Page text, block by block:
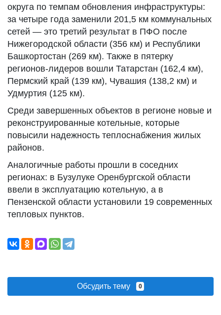
округа по темпам обновления инфраструктуры:
за четыре года заменили 201,5 км коммунальных
сетей — это третий результат в ПФО после
Нижегородской области (356 км) и Республики
Башкортостан (269 км). Также в пятерку
регионов-лидеров вошли Татарстан (162,4 км),
Пермский край (139 км), Чувашия (138,2 км) и
Удмуртия (125 км).
Среди завершенных объектов в регионе новые и
реконструированные котельные, которые
повысили надежность теплоснабжения жилых
районов.
Аналогичные работы прошли в соседних
регионах: в Бузулуке Оренбургской области
ввели в эксплуатацию котельную, а в
Пензенской области установили 19 современных
тепловых пунктов.
Обсудить тему 0